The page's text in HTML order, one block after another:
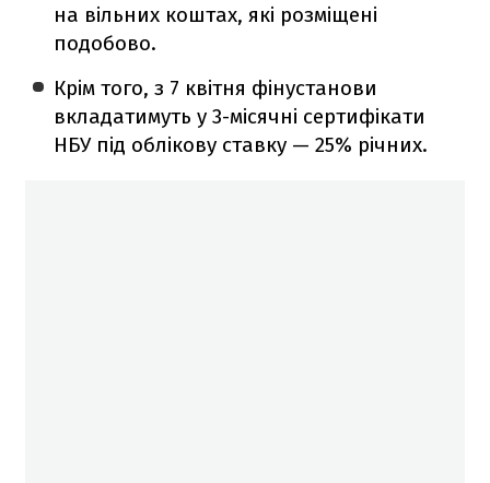
на вільних коштах, які розміщені
подобово.
Крім того, з 7 квітня фінустанови
вкладатимуть у 3-місячні сертифікати
НБУ під облікову ставку — 25% річних.